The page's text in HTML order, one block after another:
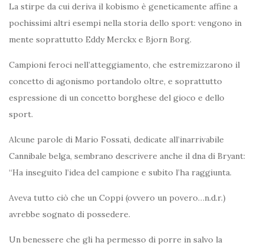
La stirpe da cui deriva il kobismo è geneticamente affine a
pochissimi altri esempi nella storia dello sport: vengono in
mente soprattutto Eddy Merckx e Bjorn Borg.
Campioni feroci nell’atteggiamento, che estremizzarono il
concetto di agonismo portandolo oltre, e soprattutto
espressione di un concetto borghese del gioco e dello
sport.
Alcune parole di Mario Fossati, dedicate all’inarrivabile
Cannibale belga, sembrano descrivere anche il dna di Bryant:
“Ha inseguito l’idea del campione e subito l’ha raggiunta.
Aveva tutto ciò che un Coppi (ovvero un povero…n.d.r.)
avrebbe sognato di possedere.
Un benessere che gli ha permesso di porre in salvo la